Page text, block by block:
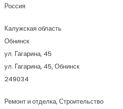
Россия
Калужская область
Обнинск
ул. Гагарина, 45
ул. Гагарина, 45, Обнинск
249034
Ремонт и отделка, Строительство